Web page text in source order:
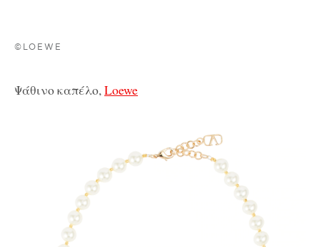
©LOEWE
Ψάθινο καπέλο, Loewe